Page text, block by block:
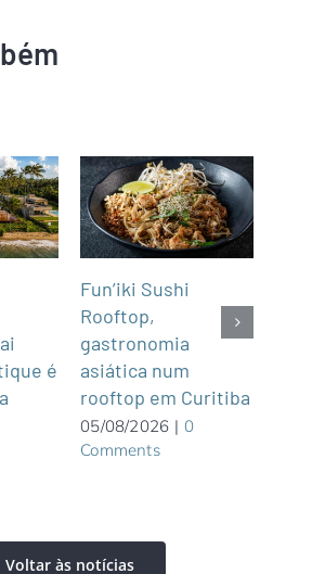
é
Fun’iki Sushi
Rooftop,
gastronomia
asiática num
rooftop em Curitiba
05/08/2026 | 0
Comments
Voltar às notícias